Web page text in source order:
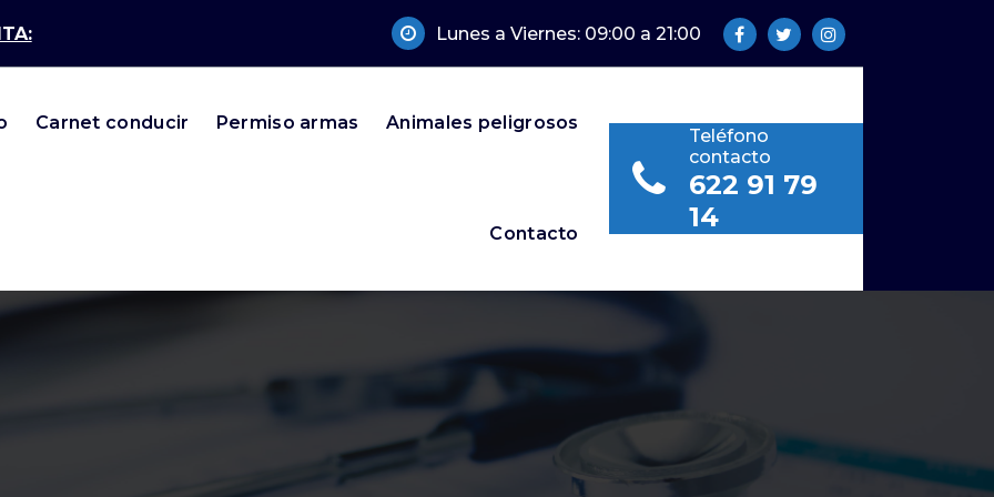
Lunes a Viernes: 09:00 a 21:00
Carnet conducir Permiso armas Animales peligrosos
Contacto
Teléfono
contacto
622 91 79
14